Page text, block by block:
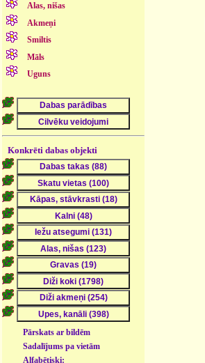
Alas, nišas
Akmeņi
Smiltis
Māls
Uguns
Konkrēti dabas objekti
Pārskats ar bildēm
Sadalījums pa vietām
Alfabētiski: